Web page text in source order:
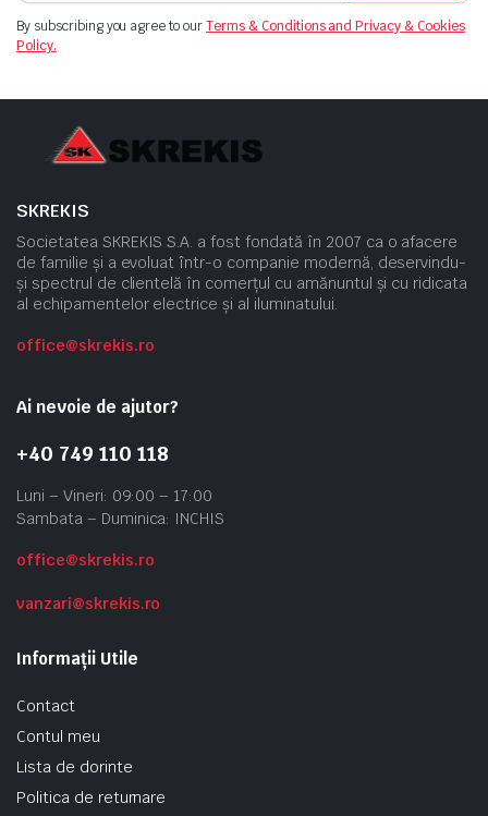
By subscribing you agree to ourTerms & Conditions and Privacy & Cookies
Policy.
SKREKIS
Societatea SKREKIS S.A. a fost fondată în 2007 ca o afacere
de familie și a evoluat într-o companie modernă, deservindu-
și spectrul de clientelă în comerțul cu amănuntul și cu ridicata
al echipamentelor electrice și al iluminatului.
office@skrekis.ro
Ai nevoie de ajutor?
+40 749 110 118
Luni – Vineri: 09:00 – 17:00
Sambata – Duminica: INCHIS
office@skrekis.ro
vanzari@skrekis.ro
Informații Utile
Contact
Contul meu
Lista de dorinte
Politica de returnare